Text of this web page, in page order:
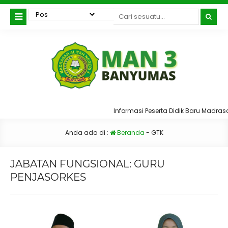
Informasi Peserta Didik Baru
Anda ada di : Beranda - GTK
JABATAN FUNGSIONAL: GURU
PENJASORKES